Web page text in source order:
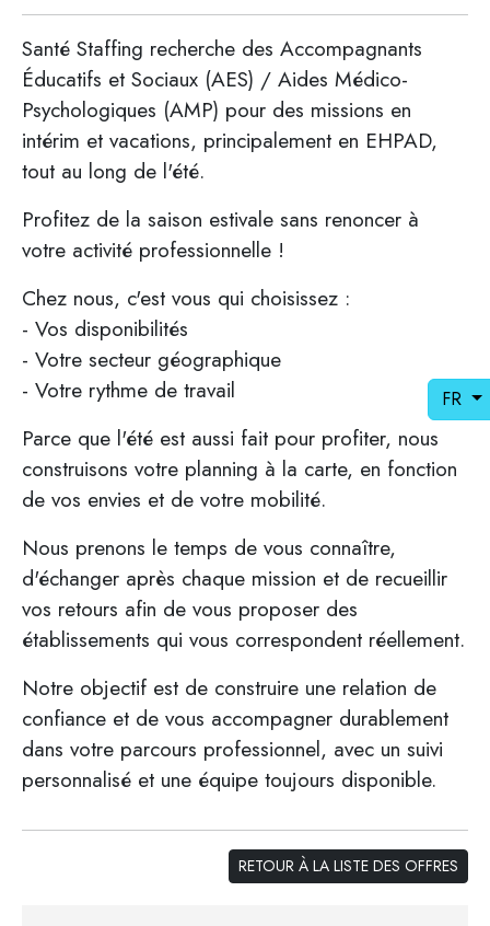
FR
Santé Staffing recherche des Accompagnants
Éducatifs et Sociaux (AES) / Aides Médico-
Psychologiques (AMP) pour des missions en
intérim et vacations, principalement en EHPAD,
tout au long de l'été.
Profitez de la saison estivale sans renoncer à
votre activité professionnelle !
Chez nous, c'est vous qui choisissez :
- Vos disponibilités
- Votre secteur géographique
- Votre rythme de travail
Parce que l'été est aussi fait pour profiter, nous
construisons votre planning à la carte, en fonction
de vos envies et de votre mobilité.
Nous prenons le temps de vous connaître,
d'échanger après chaque mission et de recueillir
vos retours afin de vous proposer des
établissements qui vous correspondent réellement.
Notre objectif est de construire une relation de
confiance et de vous accompagner durablement
dans votre parcours professionnel, avec un suivi
personnalisé et une équipe toujours disponible.
RETOUR À LA LISTE DES OFFRES